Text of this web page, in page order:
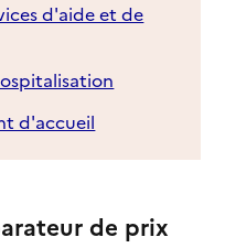
d'aide et de
d'accueil
de prix